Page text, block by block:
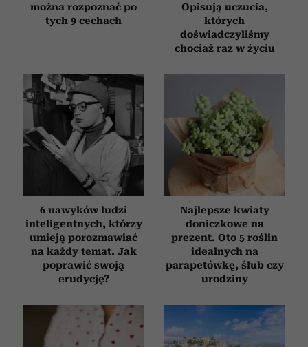
można rozpoznać po
tych 9 cechach
Opisują uczucia,
których
doświadczyliśmy
chociaż raz w życiu
6 nawyków ludzi
inteligentnych, którzy
umieją porozmawiać
na każdy temat. Jak
poprawić swoją
erudycję?
Najlepsze kwiaty
doniczkowe na
prezent. Oto 5 roślin
idealnych na
parapetówkę, ślub czy
urodziny